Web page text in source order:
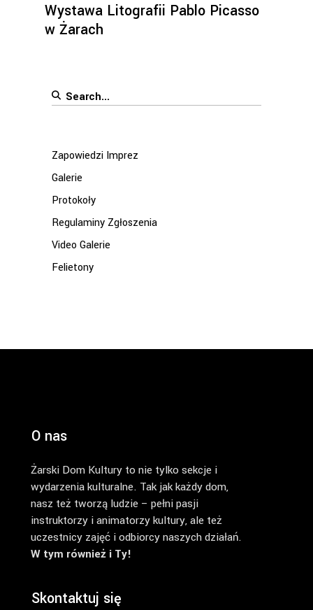
Wystawa Litografii Pablo Picasso
w Żarach
Search
Zapowiedzi Imprez
Galerie
Protokoły
Regulaminy Zgłoszenia
Video Galerie
Felietony
O nas
Żarski Dom Kultury to nie tylko sekcje i
wydarzenia kulturalne. Tak jak każdy dom,
nasz też tworzą ludzie – pełni pasji
instruktorzy i animatorzy kultury, ale też
uczestnicy zajęć i odbiorcy naszych działań.
W tym również i Ty!
Skontaktuj się